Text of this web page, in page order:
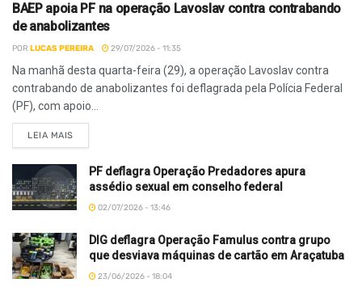
BAEP apoia PF na operação Lavoslav contra contrabando
de anabolizantes
POR LUCAS PEREIRA 29/07/2026 - 11:35
Na manhã desta quarta-feira (29), a operação Lavoslav contra
contrabando de anabolizantes foi deflagrada pela Polícia Federal
(PF), com apoio...
LEIA MAIS
PF deflagra Operação Predadores apura
assédio sexual em conselho federal
02/07/2026 - 13:46
DIG deflagra Operação Famulus contra grupo
que desviava máquinas de cartão em Araçatuba
23/06/2026 - 18:04